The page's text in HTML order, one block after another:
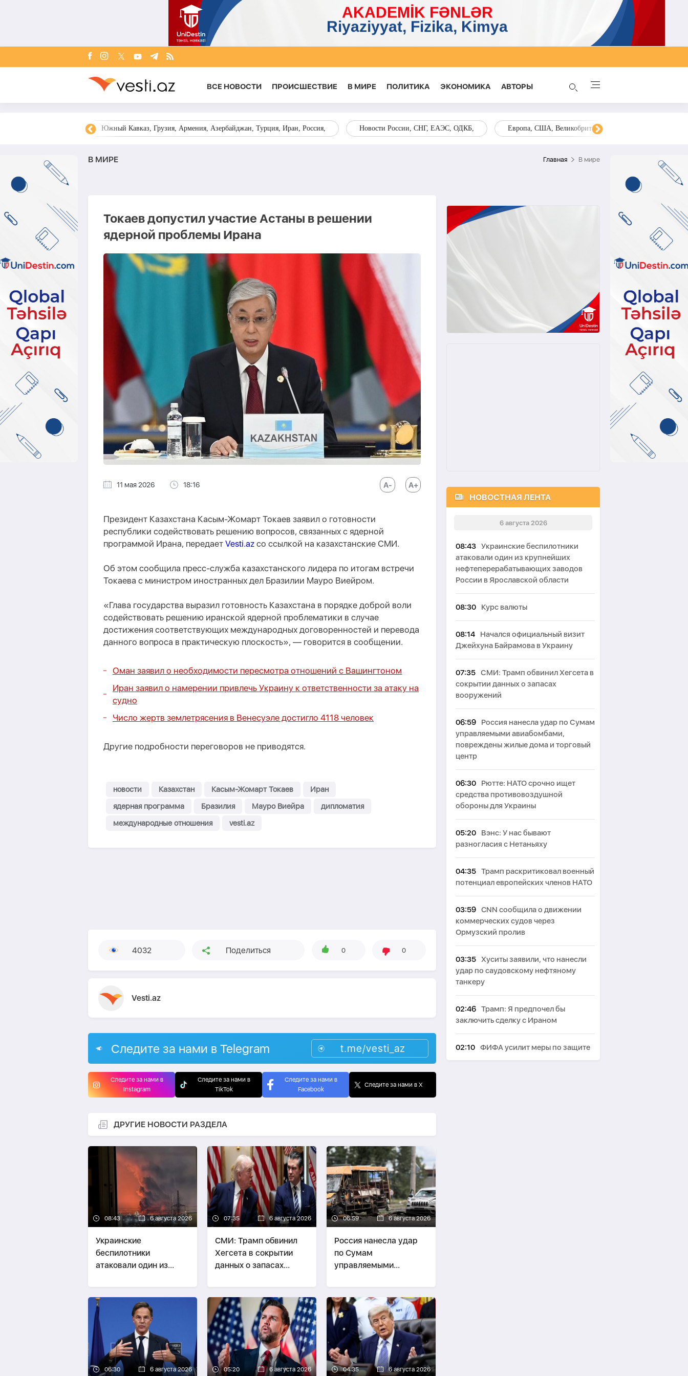
ВСЕ НОВОСТИ ПРОИСШЕСТВИЕ В МИРЕ ПОЛИТИКА ЭКОНОМИКА AВТОРЫ
Южный Кавказ, Грузия, Армения, Азербайджан, Турция, Иран, Россия, Новости России, СНГ, ЕАЭС, ОДКБ, Европа, США, Великобритания, Украина, Запад,
В МИРЕ Главная В мире
Токаев допустил участие Астаны в решении
ядерной проблемы Ирана
11 мая 2026 18:16
Президент Казахстана Касым-Жомарт Токаев заявил о готовности
республики содействовать решению вопросов, связанных с ядерной
программой Ирана, передает Vesti.az со ссылкой на казахстанские СМИ.
Об этом сообщила пресс-служба казахстанского лидера по итогам встречи
Токаева с министром иностранных дел Бразилии Мауро Виейром.
«Глава государства выразил готовность Казахстана в порядке доброй воли
содействовать решению иранской ядерной проблематики в случае
достижения соответствующих международных договоренностей и перевода
данного вопроса в практическую плоскость», — говорится в сообщении.
Оман заявил о необходимости пересмотра отношений с Вашингтоном
Иран заявил о намерении привлечь Украину к ответственности за атаку на
судно
Число жертв землетрясения в Венесуэле достигло 4118 человек
Другие подробности переговоров не приводятся.
новости Казахстан Касым-Жомарт Токаев
Иран
ядерная программа
Бразилия Мауро Виейра
дипломатия
международные отношения
vesti.az
4032 Поделиться 0 0
Vesti.az
Следите за нами в Telegram t.me/vesti_az
Следите за нами в
Instagram
Следите за нами в
TikTok
Следите за нами в
Facebook
Следите за нами в X
ДРУГИЕ НОВОСТИ РАЗДЕЛА
08:43 6 августа 2026
Украинские
беспилотники
атаковали один из
нефтеперерабатывающих
заводов России в
Ярославской области
07:35 6 августа 2026
СМИ: Трамп обвинил
Хегсета в сокрытии
данных о запасах
06:59 6 августа 2026
Россия нанесла удар
по Сумам
управляемыми
повреждены жилые
дома и торговый центр
06:30 6 августа 2026 05:20 6 августа 2026 04:35 6 августа 2026
НОВОСТНАЯ ЛЕНТА
6 августа 2026
08:43 Украинские беспилотники
атаковали один из крупнейших
нефтеперерабатывающих заводов
России в Ярославской области
08:30 Курс валюты
08:14
Начался официальный визит
Джейхуна Байрамова в Украину
07:35 СМИ: Трамп обвинил Хегсета в
сокрытии данных о запасах
вооружений
06:59
Россия нанесла удар по Сумам
управляемыми авиабомбами,
повреждены жилые дома и торговый
центр
06:30
Рютте: НАТО срочно ищет
средства противовоздушной
обороны для Украины
05:20
Вэнс: У нас бывают
разногласия с Нетаньяху
04:35 Трамп раскритиковал военный
потенциал европейских членов НАТО
03:59 CNN сообщила о движении
коммерческих судов через
Ормузский пролив
03:35 Хуситы заявили, что нанесли
удар по саудовскому нефтяному
танкеру
02:46 Трамп: Я предпочел бы
заключить сделку с Ираном
02:10 ФИФА усилит меры по защите
репутации после провала проекта